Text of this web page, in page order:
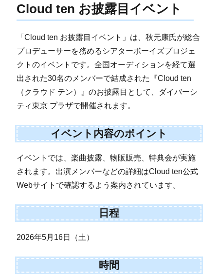
Cloud ten お披露目イベント
「Cloud ten お披露目イベント」は、秋元康氏が総合
プロデューサーを務めるシアターボーイズプロジェ
クトのイベントです。全国オーディションを経て選
出された30名のメンバーで結成された『Cloud ten
（クラウド テン）』のお披露目として、ダイバーシ
ティ東京 プラザで開催されます。
イベント内容のポイント
イベントでは、楽曲披露、物販販売、特典会が実施
されます。出演メンバーなどの詳細はCloud ten公式
Webサイトで確認するよう案内されています。
日程
2026年5月16日（土）
時間